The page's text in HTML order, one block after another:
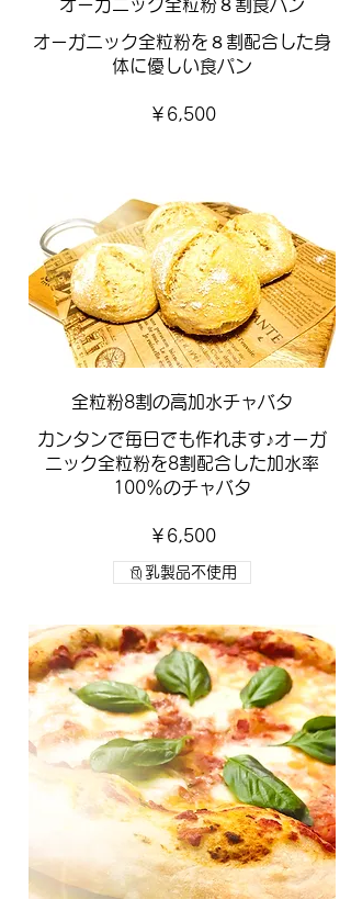
オーガニック全粒粉８割食パン
オーガニック全粒粉を８割配合した身
体に優しい食パン
￥6,500
​全粒粉8割の高加水チャバタ
カンタンで毎日でも作れます♪オーガ
ニック全粒粉を8割配合した加水率
100％のチャバタ
￥6,500
乳製品不使用